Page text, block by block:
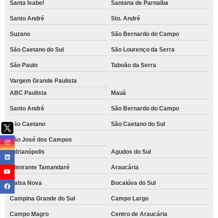
Santa Isabel Santana de Parnaíba
Santo André Sto. André
Suzano São Bernardo do Campo
São Caetano do Sul São Lourenço da Serra
São Paulo Taboão da Serra
Vargem Grande Paulista
ABC Paulista
Mauá
Santo André São Bernardo do Campo
São Caetano São Caetano do Sul
São José dos Campos
Adrianópolis
Agudos do Sul
Almirante Tamandaré Araucária
Balsa Nova Bocaiúva do Sul
Campina Grande do Sul Campo Largo
Campo Magro Centro de Araucária